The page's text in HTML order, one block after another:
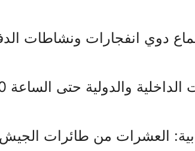
دوي انفجارات ونشاطات
نفس
العشرات من طائرات الجيش